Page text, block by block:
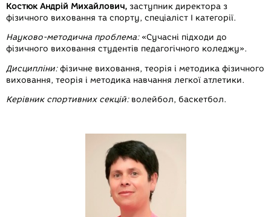
Костюк Андрій Михайлович, заступник директора з
фізичного виховання та спорту, спеціаліст І категорії.
Науково-методична проблема:«Сучасні підходи до
фізичного виховання студентів педагогічного коледжу».
Дисципліни:фізичне виховання, теорія і методика фізичного
виховання, теорія і методика навчання легкої атлетики.
Керівник спортивних секцій:волейбол, баскетбол.